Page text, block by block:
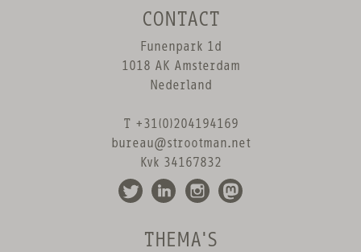
CONTACT
Funenpark 1d
1018 AK Amsterdam
Nederland
T +31(0)204194169
bureau@strootman.net
Kvk 34167832
THEMA'S